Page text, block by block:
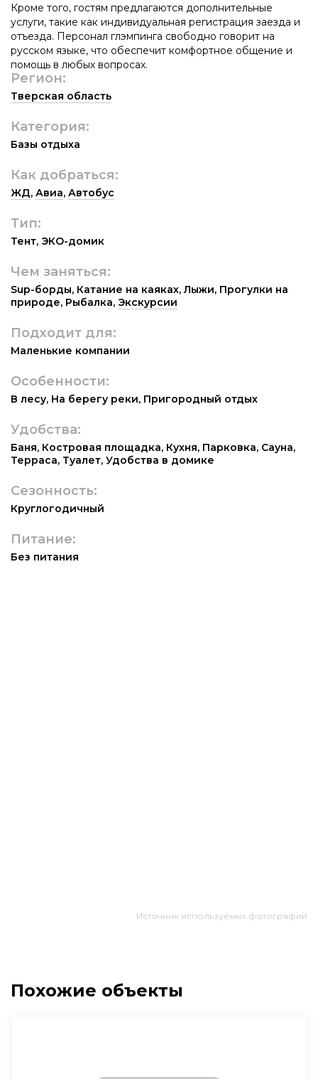
Кроме того, гостям предлагаются дополнительные
услуги, такие как индивидуальная регистрация заезда и
отъезда. Персонал глэмпинга свободно говорит на
русском языке, что обеспечит комфортное общение и
помощь в любых вопросах.
Регион:
Тверская область
Категория:
Базы отдыха
Как добраться:
ЖД, Авиа, Автобус
Тип:
Тент, ЭКО-домик
Чем заняться:
Sup-борды, Катание на каяках,Лыжи, Прогулки на
природе, Рыбалка, Экскурсии
Подходит для:
Маленькие компании
Особенности:
В лесу, На берегу реки, Пригородный отдых
Удобства:
Баня, Костровая площадка, Кухня, Парковка, Сауна,
Терраса, Туалет, Удобства в домике
Сезонность:
Круглогодичный
Питание:
Без питания
Источник используемых фотографий
Похожие объекты